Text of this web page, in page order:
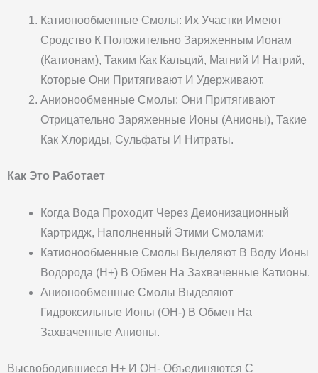
Катионообменные Смолы: Их Участки Имеют
Сродство К Положительно Заряженным Ионам
(катионам), Таким Как Кальций, Магний И Натрий,
Которые Они Притягивают И Удерживают.
Анионообменные Смолы: Они Притягивают
Отрицательно Заряженные Ионы (анионы), Такие
Как Хлориды, Сульфаты И Нитраты.
Как Это Работает
Когда Вода Проходит Через Деионизационный
Картридж, Наполненный Этими Смолами:
Катионообменные Смолы Выделяют В Воду Ионы
Водорода (H+) В Обмен На Захваченные Катионы.
Анионообменные Смолы Выделяют
Гидроксильные Ионы (OH-) В Обмен На
Захваченные Анионы.
Высвободившиеся H+ И OH- Объединяются С